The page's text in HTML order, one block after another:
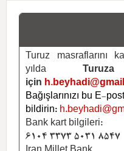
Turuz masraflarını
yılda
için
Bağışlarınızı bu E-
bildirin:
Bank kart bilgileri:
6104 3373 5031 8547